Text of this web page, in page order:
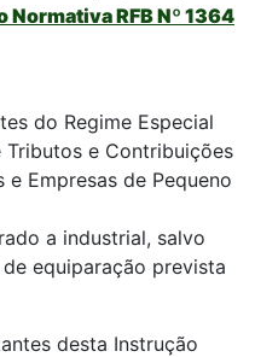
Normativa RFB Nº 1364
do Regime Especial
e Contribuições
Empresas de Pequeno
a industrial, salvo
equiparação prevista
desta Instrução